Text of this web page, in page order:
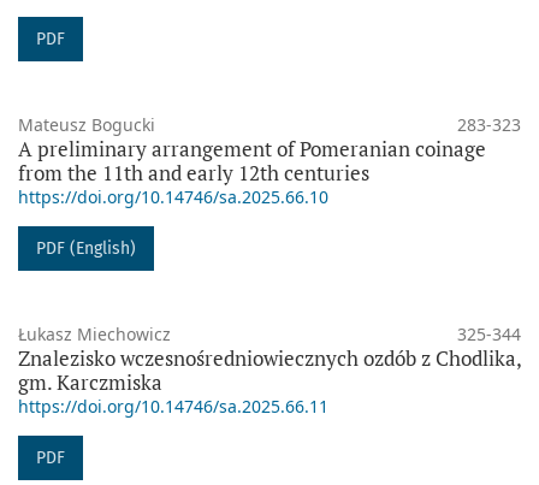
PDF
Mateusz Bogucki 283-323
A preliminary arrangement of Pomeranian coinage
from the 11th and early 12th centuries
https://doi.org/10.14746/sa.2025.66.10
PDF (English)
Łukasz Miechowicz 325-344
Znalezisko wczesnośredniowiecznych ozdób z Chodlika,
gm. Karczmiska
https://doi.org/10.14746/sa.2025.66.11
PDF